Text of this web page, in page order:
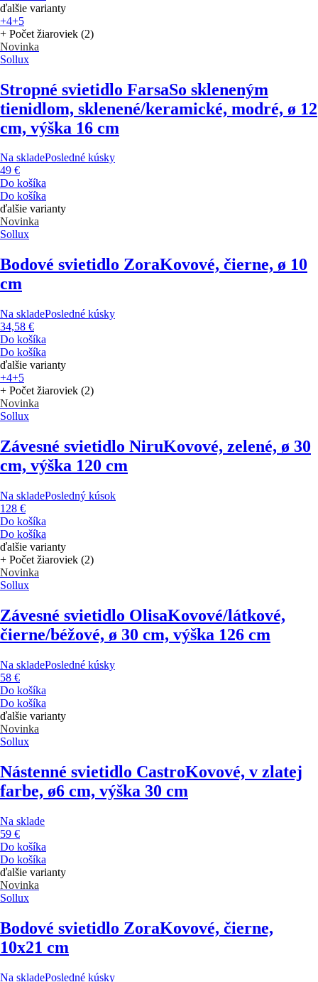
ďalšie varianty
+4+5
+ Počet žiaroviek (2)
Novinka
Sollux
Stropné svietidlo FarsaSo skleneným
tienidlom, sklenené/keramické, modré, ø 12
cm, výška 16 cm
Na skladePosledné kúsky
49 €
Do košíka
Do košíka
ďalšie varianty
Novinka
Sollux
Bodové svietidlo ZoraKovové, čierne, ø 10
cm
Na skladePosledné kúsky
34,58 €
Do košíka
Do košíka
ďalšie varianty
+4+5
+ Počet žiaroviek (2)
Novinka
Sollux
Závesné svietidlo NiruKovové, zelené, ø 30
cm, výška 120 cm
Na skladePosledný kúsok
128 €
Do košíka
Do košíka
ďalšie varianty
+ Počet žiaroviek (2)
Novinka
Sollux
Závesné svietidlo OlisaKovové/látkové,
čierne/béžové, ø 30 cm, výška 126 cm
Na skladePosledné kúsky
58 €
Do košíka
Do košíka
ďalšie varianty
Novinka
Sollux
Nástenné svietidlo CastroKovové, v zlatej
farbe, ø6 cm, výška 30 cm
Na sklade
59 €
Do košíka
Do košíka
ďalšie varianty
Novinka
Sollux
Bodové svietidlo ZoraKovové, čierne,
10x21 cm
Na skladePosledné kúsky